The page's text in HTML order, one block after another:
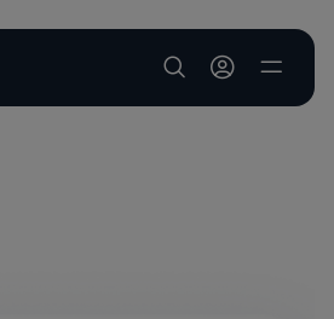
User account